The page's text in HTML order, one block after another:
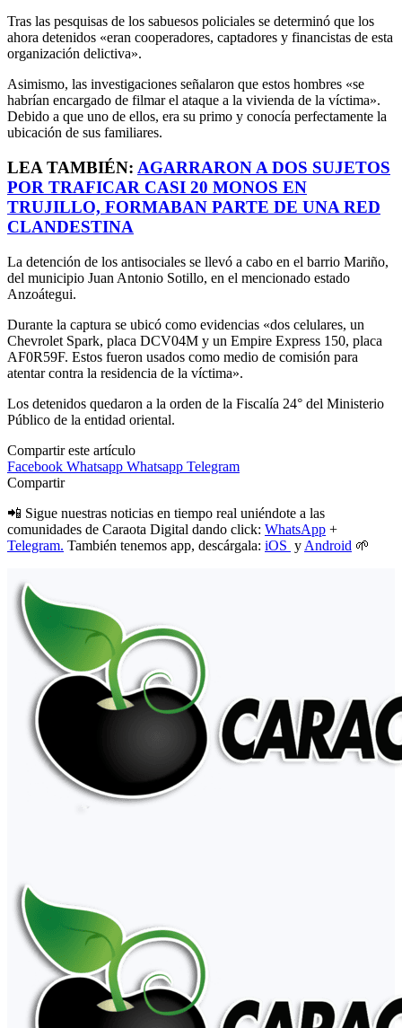
Tras las pesquisas de los sabuesos policiales se determinó que los
ahora detenidos «eran cooperadores, captadores y financistas de esta
organización delictiva».
Asimismo, las investigaciones señalaron que estos hombres «se
habrían encargado de filmar el ataque a la vivienda de la víctima».
Debido a que uno de ellos, era su primo y conocía perfectamente la
ubicación de sus familiares.
LEA TAMBIÉN: AGARRARON A DOS SUJETOS
POR TRAFICAR CASI 20 MONOS EN
TRUJILLO, FORMABAN PARTE DE UNA RED
CLANDESTINA
La detención de los antisociales se llevó a cabo en el barrio Mariño,
del municipio Juan Antonio Sotillo, en el mencionado estado
Anzoátegui.
Durante la captura se ubicó como evidencias «dos celulares, un
Chevrolet Spark, placa DCV04M y un Empire Express 150, placa
AF0R59F. Estos fueron usados como medio de comisión para
atentar contra la residencia de la víctima».
Los detenidos quedaron a la orden de la Fiscalía 24° del Ministerio
Público de la entidad oriental.
Compartir este artículo
Facebook Whatsapp Whatsapp Telegram
Compartir
📲 Sigue nuestras noticias en tiempo real uniéndote a las
comunidades de Caraota Digital dando click: WhatsApp +
Telegram. También tenemos app, descárgala: iOS y Android 🌱